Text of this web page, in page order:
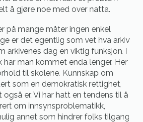
å gjøre noe med over natta.
på mange måter ingen enkel
er det egentlig som vet hva arkiv
arkivenes dag en viktig funksjon. I
har man kommet enda lenger. Her
til skolene. Kunnskap om
som en demokratisk rettighet,
er. Vi har hatt en tendens til å
om innsynsproblematikk,
annet som hindrer folks tilgang